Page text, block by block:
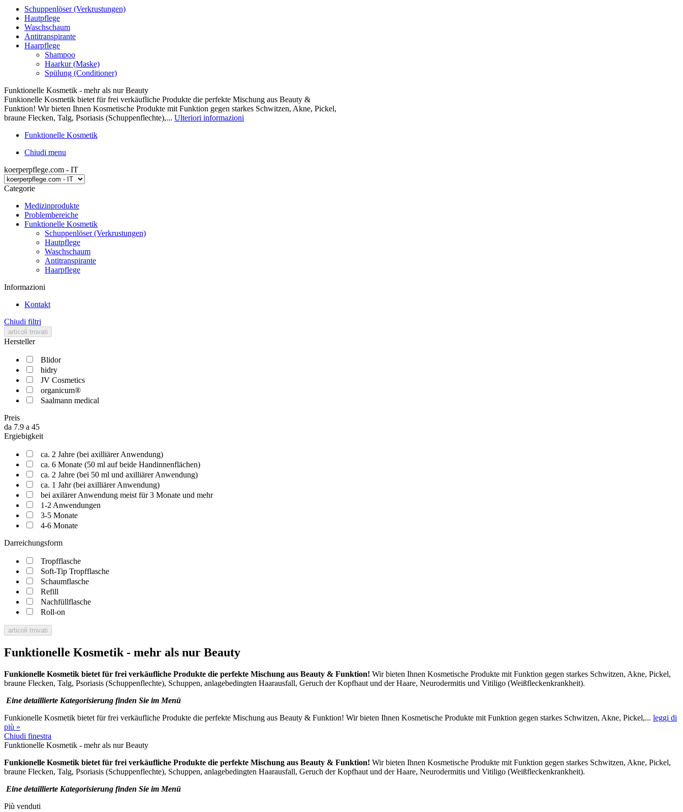
Schuppenlöser (Verkrustungen)
Hautpflege
Waschschaum
Antitranspirante
Haarpflege
Shampoo
Haarkur (Maske)
Spülung (Conditioner)
Funktionelle Kosmetik - mehr als nur Beauty
Funkionelle Kosmetik bietet für frei verkäufliche Produkte die perfekte Mischung aus Beauty &
Funktion! Wir bieten Ihnen Kosmetische Produkte mit Funktion gegen starkes Schwitzen, Akne, Pickel,
braune Flecken, Talg, Psoriasis (Schuppenflechte),... Ulteriori informazioni
Funktionelle Kosmetik
Chiudi menu
koerperpflege.com - IT
Categorie
Medizinprodukte
Problembereiche
Funktionelle Kosmetik
Schuppenlöser (Verkrustungen)
Hautpflege
Waschschaum
Antitranspirante
Haarpflege
Informazioni
Kontakt
Chiudi filtri
articoli trovati
Hersteller
Blidor
hidry
JV Cosmetics
organicum®
Saalmann medical
Preis
da 7.9 a 45
Ergiebigkeit
ca. 2 Jahre (bei axilliärer Anwendung)
ca. 6 Monate (50 ml auf beide Handinnenflächen)
ca. 2 Jahre (bei 50 ml und axilliärer Anwendung)
ca. 1 Jahr (bei axilliärer Anwendung)
bei axilärer Anwendung meist für 3 Monate und mehr
1-2 Anwendungen
3-5 Monate
4-6 Monate
Darreichungsform
Tropfflasche
Soft-Tip Tropfflasche
Schaumflasche
Refill
Nachfüllflasche
Roll-on
articoli trovati
Funktionelle Kosmetik - mehr als nur Beauty
Funkionelle Kosmetik bietet für frei verkäufliche Produkte die perfekte Mischung aus Beauty & Funktion! Wir bieten Ihnen Kosmetische Produkte mit Funktion gegen starkes Schwitzen, Akne, Pickel,
braune Flecken, Talg, Psoriasis (Schuppenflechte), Schuppen, anlagebedingten Haarausfall, Geruch der Kopfhaut und der Haare, Neurodermitis und Vitiligo (Weißfleckenkrankheit).
Eine detaillierte Kategorisierung finden Sie im Menü
Funkionelle Kosmetik bietet für frei verkäufliche Produkte die perfekte Mischung aus Beauty & Funktion! Wir bieten Ihnen Kosmetische Produkte mit Funktion gegen starkes Schwitzen, Akne, Pickel,... leggi di
più »
Chiudi finestra
Funktionelle Kosmetik - mehr als nur Beauty
Funkionelle Kosmetik bietet für frei verkäufliche Produkte die perfekte Mischung aus Beauty & Funktion! Wir bieten Ihnen Kosmetische Produkte mit Funktion gegen starkes Schwitzen, Akne, Pickel,
braune Flecken, Talg, Psoriasis (Schuppenflechte), Schuppen, anlagebedingten Haarausfall, Geruch der Kopfhaut und der Haare, Neurodermitis und Vitiligo (Weißfleckenkrankheit).
Eine detaillierte Kategorisierung finden Sie im Menü
Più venduti